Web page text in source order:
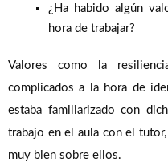
¿Ha habido algún
hora de trabajar?
Valores como la
complicados a la hora de
estaba familiarizado con
trabajo en el aula con el
muy bien sobre ellos.